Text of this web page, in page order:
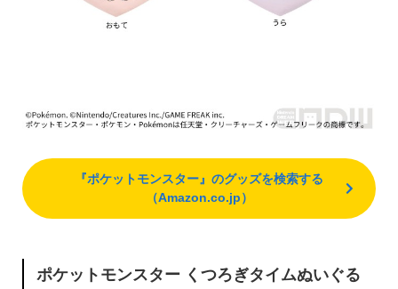
『ポケットモンスター』のグッズを検索する
（Amazon.co.jp）
ポケットモンスター くつろぎタイムぬいぐる